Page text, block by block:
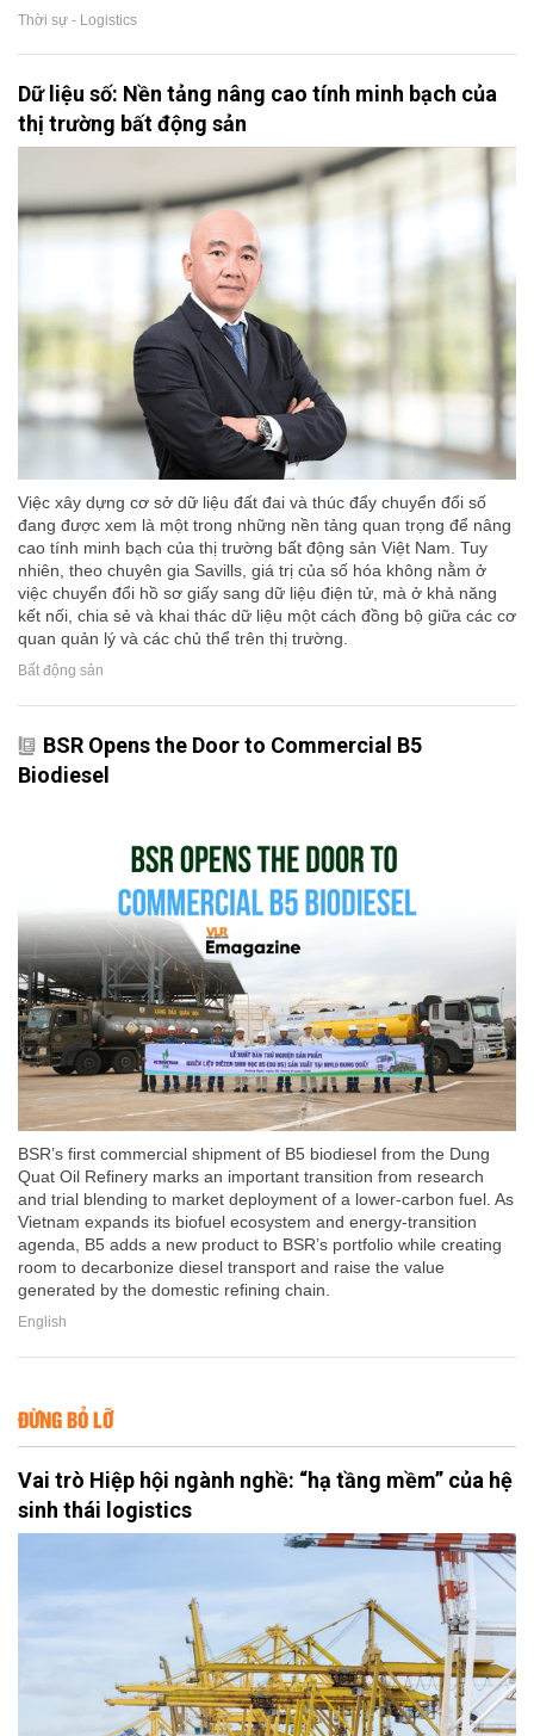
Thời sự - Logistics
Dữ liệu số: Nền tảng nâng cao tính minh bạch của
thị trường bất động sản
Việc xây dựng cơ sở dữ liệu đất đai và thúc đẩy chuyển đổi số
đang được xem là một trong những nền tảng quan trọng để nâng
cao tính minh bạch của thị trường bất động sản Việt Nam. Tuy
nhiên, theo chuyên gia Savills, giá trị của số hóa không nằm ở
việc chuyển đổi hồ sơ giấy sang dữ liệu điện tử, mà ở khả năng
kết nối, chia sẻ và khai thác dữ liệu một cách đồng bộ giữa các cơ
quan quản lý và các chủ thể trên thị trường.
Bất động sản
BSR Opens the Door to Commercial B5
Biodiesel
BSR’s first commercial shipment of B5 biodiesel from the Dung
Quat Oil Refinery marks an important transition from research
and trial blending to market deployment of a lower-carbon fuel. As
Vietnam expands its biofuel ecosystem and energy-transition
agenda, B5 adds a new product to BSR’s portfolio while creating
room to decarbonize diesel transport and raise the value
generated by the domestic refining chain.
English
ĐỪNG BỎ LỠ
Vai trò Hiệp hội ngành nghề: “hạ tầng mềm” của hệ
sinh thái logistics